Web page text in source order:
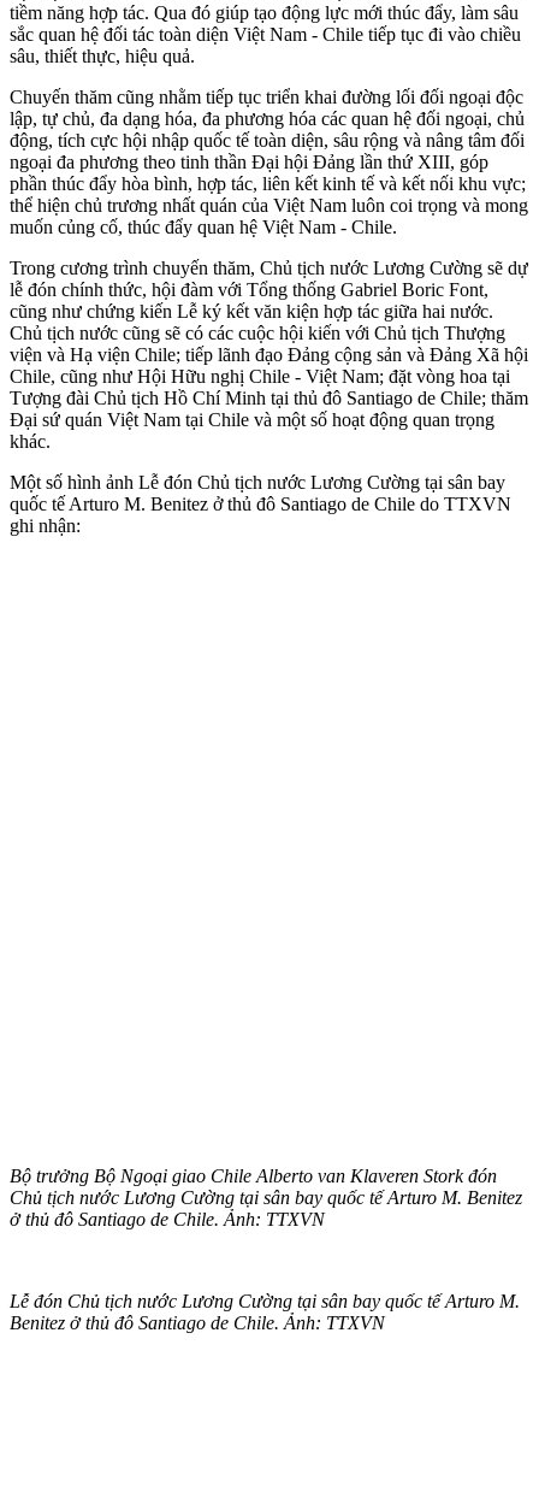
tiềm năng hợp tác. Qua đó giúp tạo động lực mới thúc đẩy, làm sâu
sắc quan hệ đối tác toàn diện Việt Nam - Chile tiếp tục đi vào chiều
sâu, thiết thực, hiệu quả.
Chuyến thăm cũng nhằm tiếp tục triển khai đường lối đối ngoại độc
lập, tự chủ, đa dạng hóa, đa phương hóa các quan hệ đối ngoại, chủ
động, tích cực hội nhập quốc tế toàn diện, sâu rộng và nâng tâm đối
ngoại đa phương theo tinh thần Đại hội Đảng lần thứ XIII, góp
phần thúc đẩy hòa bình, hợp tác, liên kết kinh tế và kết nối khu vực;
thể hiện chủ trương nhất quán của Việt Nam luôn coi trọng và mong
muốn củng cố, thúc đẩy quan hệ Việt Nam - Chile.
Trong cương trình chuyến thăm, Chủ tịch nước Lương Cường sẽ dự
lễ đón chính thức, hội đàm với Tổng thống Gabriel Boric Font,
cũng như chứng kiến Lễ ký kết văn kiện hợp tác giữa hai nước.
Chủ tịch nước cũng sẽ có các cuộc hội kiến với Chủ tịch Thượng
viện và Hạ viện Chile; tiếp lãnh đạo Đảng cộn‌g sả‌n và Đảng Xã hội
Chile, cũng như Hội Hữu nghị Chile - Việt Nam; đặt vòng hoa tại
Tượng đài Chủ tịch Hồ Chí Minh tại thủ đô Santiago de Chile; thăm
Đại sứ quán Việt Nam tại Chile và một số hoạt động quan trọng
khác.
Một số hình ảnh Lễ đón Chủ tịch nước Lương Cường tại sân bay
quốc tế Arturo M. Benitez ở thủ đô Santiago de Chile do TTXVN
ghi nhận:
Bộ trưởng Bộ Ngoại giao Chile Alberto van Klaveren Stork đón
Chủ tịch nước Lương Cường tại sân bay quốc tế Arturo M. Benitez
ở thủ đô Santiago de Chile. Ảnh: TTXVN
Lễ đón Chủ tịch nước Lương Cường tại sân bay quốc tế Arturo M.
Benitez ở thủ đô Santiago de Chile. Ảnh: TTXVN